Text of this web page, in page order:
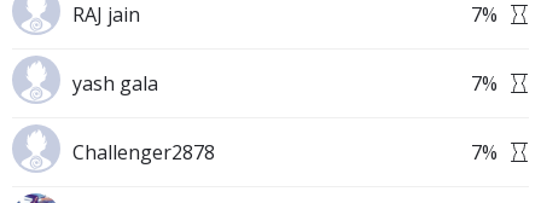
RAJ jain 7%
yash gala 7%
Challenger2878 7%